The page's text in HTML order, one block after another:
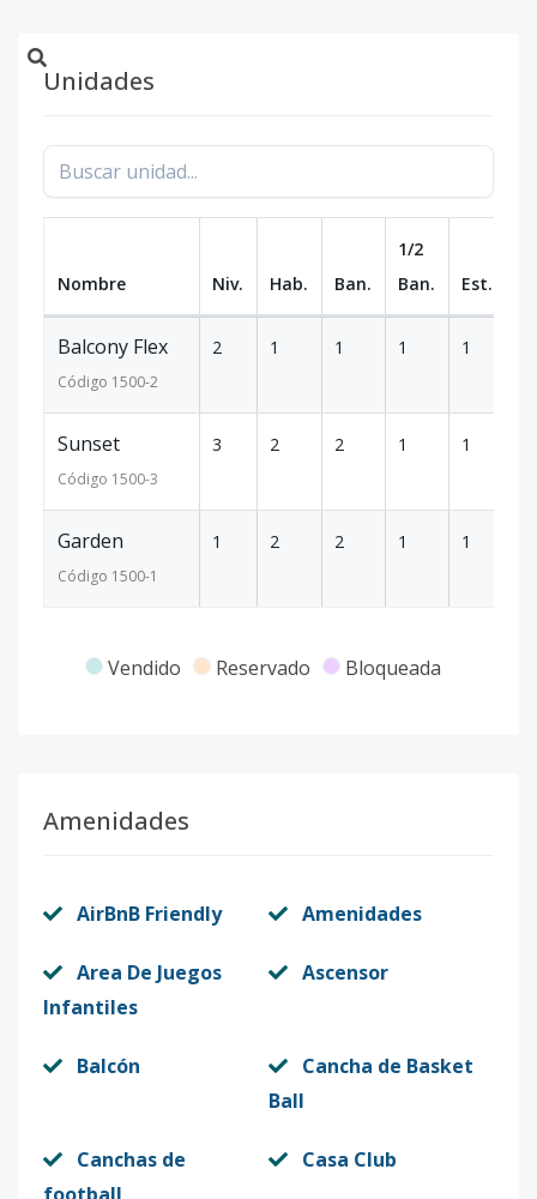
Unidades
Nombre Niv. Hab. Ban.
1/2
Ban.
Est.
Balcony Flex
Código 1500-2
2 1 1 1 1
Sunset
Código 1500-3
3 2 2 1 1
Garden
Código 1500-1
1 2 2 1 1
Vendido Reservado Bloqueada
Amenidades
AirBnB Friendly Amenidades
Area De Juegos
Infantiles
Ascensor
Balcón
Cancha de Basket
Ball
Canchas de
Casa Club